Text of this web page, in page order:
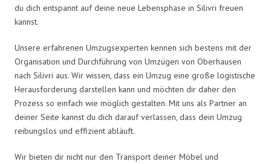
du dich entspannt auf deine neue Lebensphase in Silivri freuen
kannst.
Unsere erfahrenen Umzugsexperten kennen sich bestens mit der
Organisation und Durchführung von Umzügen von Oberhausen
nach Silivri aus. Wir wissen, dass ein Umzug eine große logistische
Herausforderung darstellen kann und möchten dir daher den
Prozess so einfach wie möglich gestalten. Mit uns als Partner an
deiner Seite kannst du dich darauf verlassen, dass dein Umzug
reibungslos und effizient abläuft.
Wir bieten dir nicht nur den Transport deiner Möbel und